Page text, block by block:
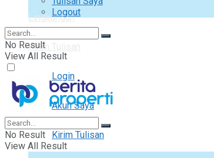
Lingkungan
Kirim Tulisan
Login
Akun Saya
Kirim Tulisan
Logout
No Result
View All Result
No Result
View All Result